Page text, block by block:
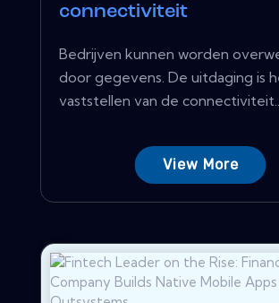
connectiviteit
Bedrijven kunnen worden
door gegevens. De uitdaging is
vaststellen van de connectiviteit...
View More